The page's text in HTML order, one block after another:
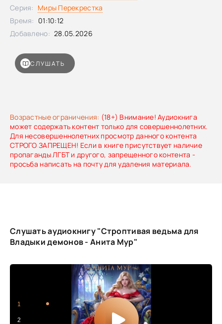
Возрастные ограничения: (18+) Внимание! Аудиокнига
может содержать контент только для совершеннолетних.
Для несовершеннолетних просмотр данного контента
СТРОГО ЗАПРЕЩЕН! Если в книге присутствует наличие
пропаганды ЛГБТ и другого, запрещенного контента -
просьба написать на почту для удаления материала.
СЛУШАТЬ
Серия: Миры Перекрестка
Время: 01:10:12
Добавлено: 28.05.2026
Слушать аудиокнигу "Строптивая ведьма для
Владыки демонов - Анита Мур"
1
2